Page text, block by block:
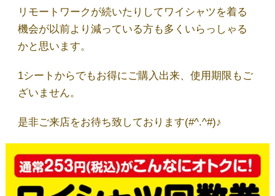
しみ抜き・ウエットⓌ
ブログ
リモートワークが続いたりしてワイシャツを着る
機会が以前より減っている方も多くいらっしゃる
かと思います。
1シートからでもお得にご購入出来、使用期限もご
ざいません。
是非ご来店をお待ち致しております(#^.^#)♪